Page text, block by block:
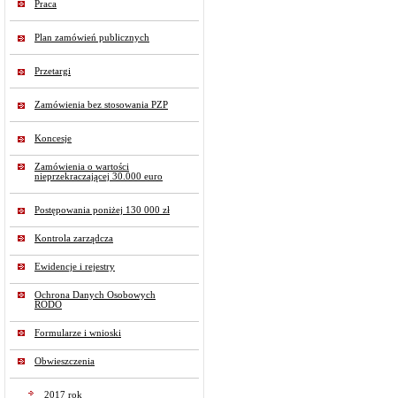
Praca
Plan zamówień publicznych
Przetargi
Zamówienia bez stosowania PZP
Koncesje
Zamówienia o wartości
nieprzekraczającej 30.000 euro
Postępowania poniżej 130 000 zł
Kontrola zarządcza
Ewidencje i rejestry
Ochrona Danych Osobowych
RODO
Formularze i wnioski
Obwieszczenia
2017 rok